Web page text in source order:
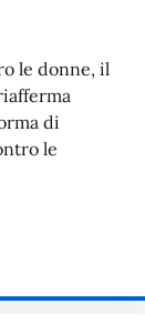
le donne, il
di
le